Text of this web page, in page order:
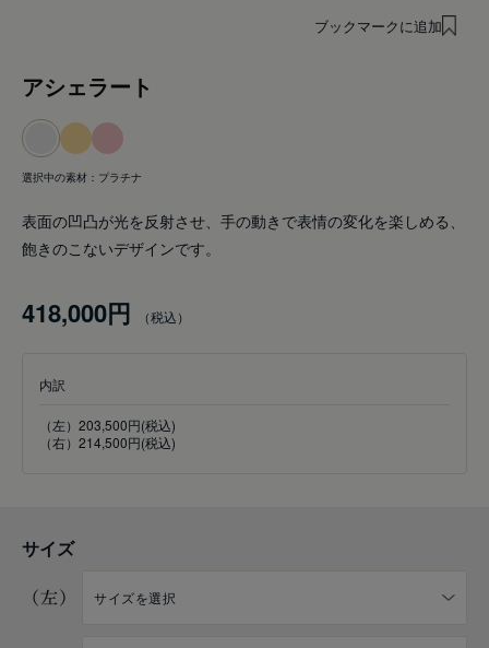
ブックマークに追加
アシェラート
選択中の素材： プラチナ
表面の凹凸が光を反射させ、手の動きで表情の変化を楽しめる、
飽きのこないデザインです。
418,000円
内訳
（左）203,500円(税込)
（右）214,500円(税込)
サイズ
（左）